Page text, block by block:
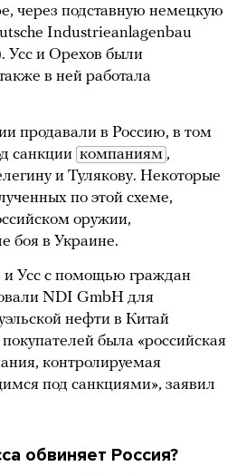
через подставную немецкую
Industrieanlagenbau
Усс и Орехов были
в ней работала
продавали в Россию, в том
санкции компаниям ,
и Тулякову. Некоторые
по этой схеме,
оружии,
боя в Украине.
и Усс с помощью граждан
NDI GmbH для
нефти в Китай
была «российская
контролируемая
под санкциями», заявил
обвиняет Россия?